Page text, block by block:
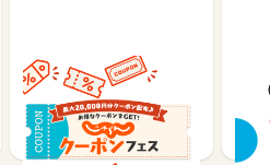
じゃらんnet
1.2%
テ